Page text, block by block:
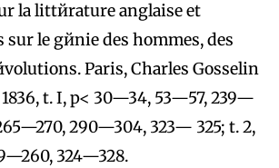
la littйrature anglaise et
le gйnie des hommes, des
Paris, Charles Gosselin
t. I, p< 30—34, 53—57, 239—
290—304, 323— 325; t. 2,
324—328.